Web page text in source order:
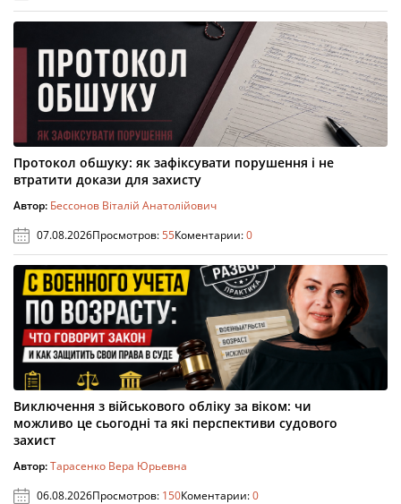
Протокол обшуку: як зафіксувати порушення і не
втратити докази для захисту
Автор: Бессонов Віталій Анатолійович
07.08.2026Просмотров:55Коментарии:0
Виключення з військового обліку за віком: чи
можливо це сьогодні та які перспективи судового
захист
Автор:Тарасенко Вера Юрьевна
06.08.2026Просмотров: 150Коментарии:0